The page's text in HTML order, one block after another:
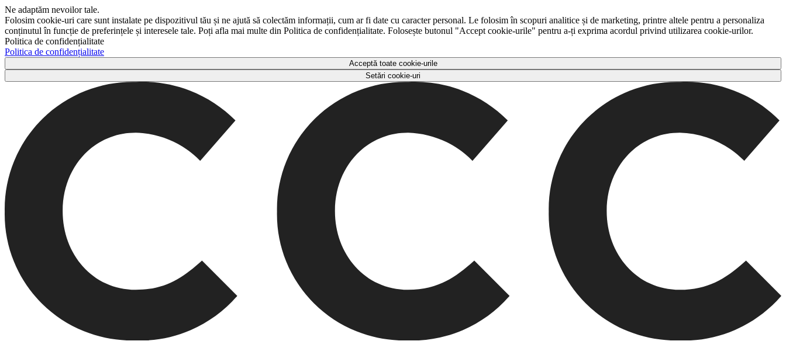
Ne adaptăm nevoilor tale.
Folosim cookie-uri care sunt instalate pe dispozitivul tău și ne ajută să colectăm informații, cum ar fi date cu caracter personal. Le folosim în scopuri analitice și de marketing, printre altele pentru a personaliza
conținutul în funcție de preferințele și interesele tale. Poți afla mai multe din Politica de confidențialitate. Folosește butonul "Accept cookie-urile" pentru a-ți exprima acordul privind utilizarea cookie-urilor.
Politica de confidențialitate
Politica de confidențialitate
Acceptă toate cookie-urile
Setări cookie-uri